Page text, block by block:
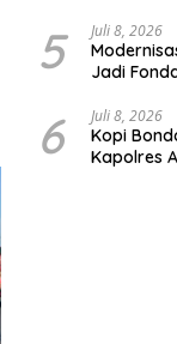
5 Juli 8, 2026
Jadi
6 Juli 8, 2026
Kopi
Kapolres